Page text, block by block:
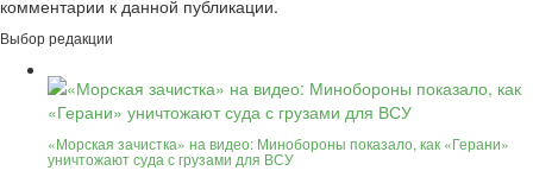
комментарии к данной публикации.
Выбор редакции
«Морская зачистка» на видео: Минобороны показало, как «Герани»
уничтожают суда с грузами для ВСУ